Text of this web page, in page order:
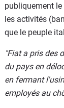
publiquement
les activités
que le peuple
"Fiat a pris des
du pays en
en fermant
employés au